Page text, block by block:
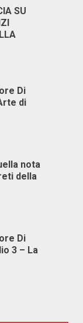
SU
Di
di
nota
della
Di
3 – La